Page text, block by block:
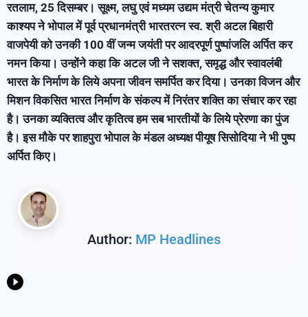
रतलाम, 25 दिसम्‍बर। सूक्ष्म, लघु एवं मध्यम उद्यम मंत्री चेतन्‍य कुमार
काश्‍यप ने भोपाल में पूर्व प्रधानमंत्री भारतरत्न स्व. श्री अटल बिहारी
वाजपेयी को उनकी 100 वीं जन्म जयंती पर आदरपूर्ण पुष्पांजलि अर्पित कर
नमन किया। उन्होंने कहा कि अटल जी ने सशक्त, समृद्ध और स्वावलंबी
भारत के निर्माण के लिये अपना जीवन समर्पित कर दिया। उनका विजन और
मिशन विकसित भारत निर्माण के संकल्प में निरंतर शक्ति का संचार कर रहा
है। उनका व्यक्तित्व और कृतित्व हम सब भारतीयों के लिये प्रेरणा का पुंज
है। इस मौके पर शाहपुरा भोपाल के मंडल अध्यक्ष पीयूष सिसोदिया ने भी पुष्प
अर्पित किए।
Author: MP Headlines